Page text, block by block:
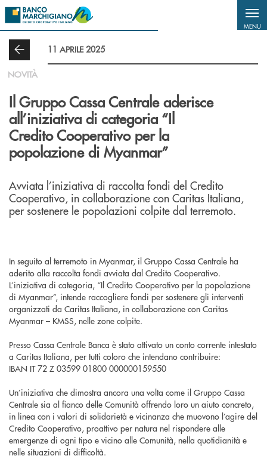
Salta al contenuto principale
MENU
11 APRILE 2025
NOVITÀ
Il Gruppo Cassa Centrale aderisce
all’iniziativa di categoria “Il
Credito Cooperativo per la
popolazione di Myanmar”
Avviata l’iniziativa di raccolta fondi del Credito
Cooperativo, in collaborazione con Caritas Italiana,
per sostenere le popolazioni colpite dal terremoto.
In seguito al terremoto in Myanmar, il Gruppo Cassa Centrale ha
aderito alla raccolta fondi avviata dal Credito Cooperativo.
L’iniziativa di categoria, “Il Credito Cooperativo per la popolazione
di Myanmar”, intende raccogliere fondi per sostenere gli interventi
organizzati da Caritas Italiana, in collaborazione con Caritas
Myanmar – KMSS, nelle zone colpite.
Presso Cassa Centrale Banca è stato attivato un conto corrente intestato
a Caritas Italiana, per tutti coloro che intendano contribuire:
IBAN IT 72 Z 03599 01800 000000159550
Un’iniziativa che dimostra ancora una volta come il Gruppo Cassa
Centrale sia al fianco delle Comunità offrendo loro un aiuto concreto,
in linea con i valori di solidarietà e vicinanza che muovono l’agire del
Credito Cooperativo, proattivo per natura nel rispondere alle
emergenze di ogni tipo e vicino alle Comunità, nella quotidianità e
nelle situazioni di difficoltà.